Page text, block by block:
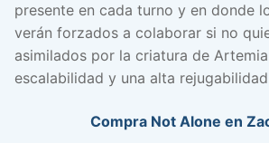
presente en cada turno y en donde
verán forzados a colaborar si no
asimilados por la criatura de
escalabilidad y una alta
Compra Not Alone en